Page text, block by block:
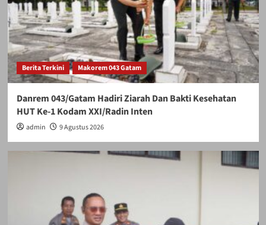
Berita Terkini Makorem 043 Gatam
Danrem 043/Gatam Hadiri Ziarah Dan Bakti Kesehatan
HUT Ke-1 Kodam XXI/Radin Inten
admin 9 Agustus 2026